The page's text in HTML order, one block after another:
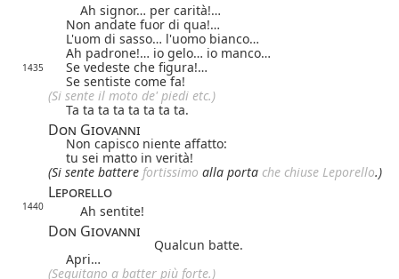
Ah signor… per carità!…
Non andate fuor di qua!…
L'uom di sasso… l'uomo bianco…
Ah padrone!… io gelo… io manco…
1435
Se vedeste che figura!…
Se sentiste come fa!
(Si sente il moto de' piedi etc.)
Ta ta ta ta ta ta ta ta.
Don Giovanni
Non capisco niente affatto:
tu sei matto in verità!
(Si sente battere fortissimo alla porta che chiuse Leporello.)
Leporello
1440 Ah sentite!
Don Giovanni
Qualcun batte.
Apri…
(Seguitano a batter più forte.)